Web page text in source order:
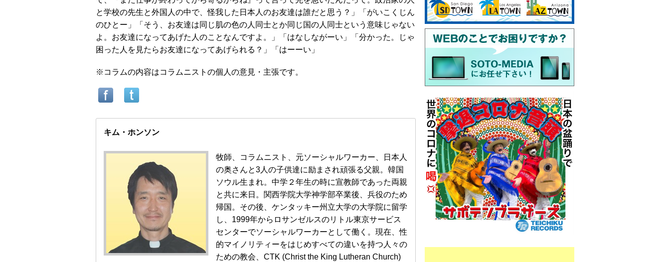
と学校の先生と外国人の中で、怪我した日本人のお友達は誰だと思う？」「がいこくじん
のひとー」「そう、お友達は同じ肌の色の人同士とか同じ国の人同士という意味じゃない
よ。お友達になってあげた人のことなんですよ。」「はなしながーい」「分かった。じゃ
困った人を見たらお友達になってあげられる？」「はーーい」
※コラムの内容はコラムニストの個人の意見・主張です。
キム・ホンソン
牧師、コラムニスト、元ソーシャルワーカー、日本人
の奥さんと3人の子供達に励まされ頑張る父親。韓国
ソウル生まれ。中学２年生の時に宣教師であった両親
と共に来日。関西学院大学神学部卒業後、兵役のため
帰国。その後、ケンタッキー州立大学の大学院に留学
し、1999年からロサンゼルスのリトル東京サービス
センターでソーシャルワーカーとして働く。現在、性
的マイノリティーをはじめすべての違いを持つ人々の
ための教会、CTK (Christ the King Lutheran Church)